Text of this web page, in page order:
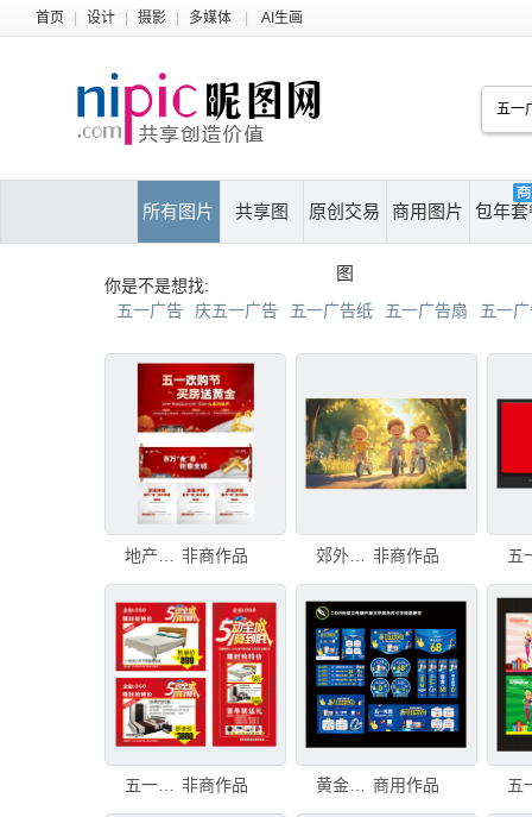
首页 设计 摄影 多媒体 AI生画
所有图片 共享图 原创交易
图
商用图片 包年套
你是不是想找:
五一广告 庆五一广告 五一广告纸 五一广告扇 五一
非商作品 郊外小路快乐骑行 非商作品
五一广告设计 非商作品 黄金珠宝店五一广告物料 商用作品